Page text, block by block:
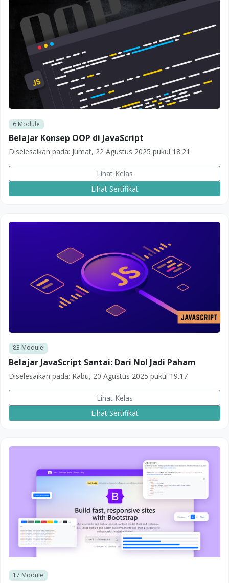
6Module
Belajar Konsep OOP di JavaScript
Diselesaikan pada: Jumat, 22 Agustus 2025 pukul 18.21
Lihat Kelas
Lihat Sertifikat
83 Module
Belajar JavaScript Santai: Dari Nol Jadi Paham
Diselesaikan pada: Rabu, 20 Agustus 2025 pukul 19.17
Lihat Kelas
Lihat Sertifikat
17 Module